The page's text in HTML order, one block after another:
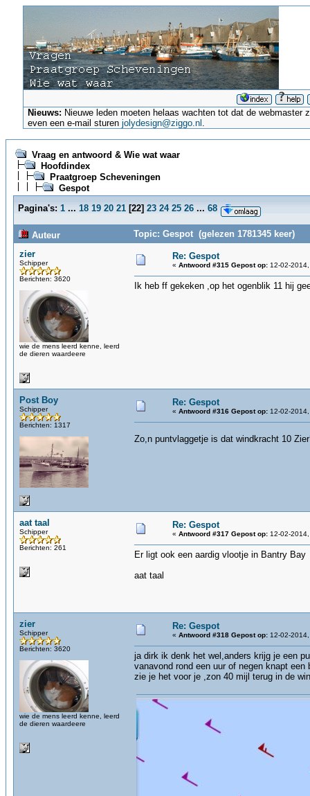
Nieuws: Nieuwe leden moeten helaas wachten tot dat de
even een e-mail sturenjolydesign@ziggo.nl .
Vraag en antwoord & Wie wat waar
Hoofdindex
Praatgroep Scheveningen
Gespot
Pagina's: 1 ... 18 19 20 21 [22] 23 24 25 26 ... 68
Auteur
Topic: Gespot (gelezen 1781345 keer)
zier
Schipper
Berichten: 3620
wie de mens leerd kenne, leerd
de dieren waardeere
Re: Gespot
« Antwoord #315 Gepost op: 12-02-
Ik heb ff gekeken ,op het ogenblik 11 hij
Post Boy
Schipper
Berichten: 1317
Re: Gespot
« Antwoord #316 Gepost op: 12-02-
Zo,n puntvlaggetje is dat windkracht 10
aat taal
Schipper
Berichten: 261
Re: Gespot
« Antwoord #317 Gepost op: 12-02-
Er ligt ook een aardig vlootje in Bantry Bay
aat taal
zier
Schipper
Berichten: 3620
wie de mens leerd kenne, leerd
de dieren waardeere
Re: Gespot
« Antwoord #318 Gepost op: 12-02-
ja dirk ik denk het wel,anders krijg je een
vanavond rond een uur of negen knapt een
zie je het voor je ,zon 40 mijl terug in de